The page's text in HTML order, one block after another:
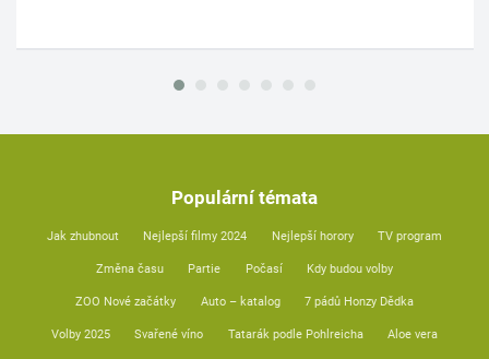
Populární témata
Jak zhubnout Nejlepší filmy 2024 Nejlepší horory TV program
Změna času Partie Počasí Kdy budou volby
ZOO Nové začátky Auto – katalog 7 pádů Honzy Dědka
Volby 2025 Svařené víno Tatarák podle Pohlreicha Aloe vera